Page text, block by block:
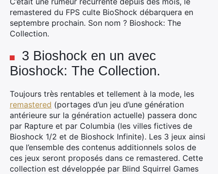
remastered du FPS culte BioShock débarquera en
septembre prochain. Son nom ? Bioshock: The
Collection.
3 Bioshock en un avec
Bioshock: The Collection.
Toujours très rentables et tellement à la mode, les
remastered (portages d’un jeu d’une génération
antérieure sur la génération actuelle) passera donc
par Rapture et par Columbia (les villes fictives de
Bioshock 1/2 et de Bioshock Infinite). Les 3 jeux ainsi
que l’ensemble des contenus additionnels solos de
ces jeux seront proposés dans ce remastered. Cette
collection est développée par Blind Squirrel Games